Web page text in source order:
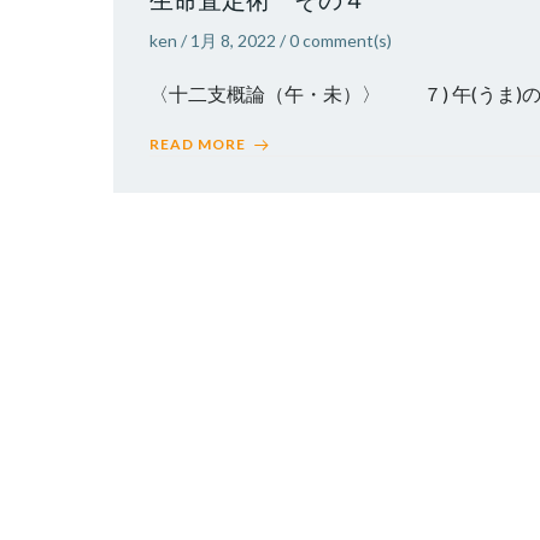
ken / 1月 8, 2022 /0comment(s)
〈十二支概論（午・未）〉
READ MORE